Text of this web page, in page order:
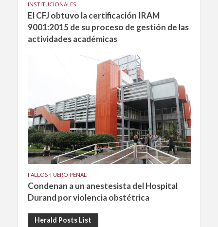
INSTITUCIONALES
El CFJ obtuvo la certificación IRAM
9001:2015 de su proceso de gestión de las
actividades académicas
FALLOS•FUERO PENAL
Condenan a un anestesista del Hospital
Durand por violencia obstétrica
Herald Posts List